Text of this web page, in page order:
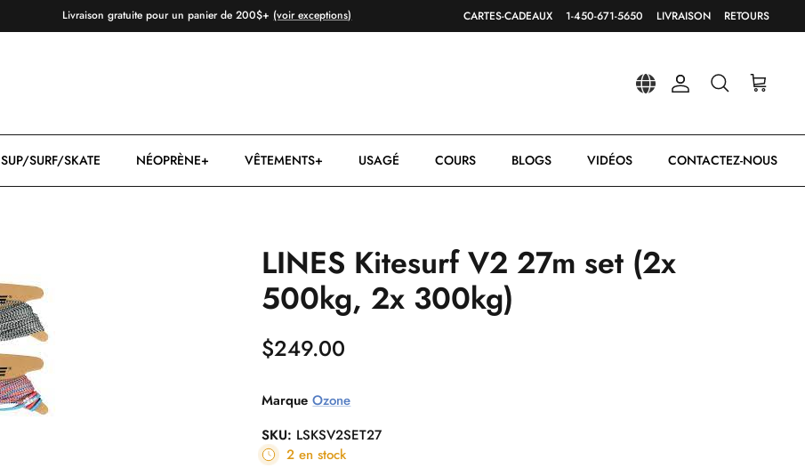
Livraison gratuite pour un panier de 200$+ (voir exceptions) CARTES-CADEAUX 1-450-671-5650 LIVRAISON RETOURS
CompteRecherchePanier
SUP/SURF/SKATE NÉOPRÈNE+ VÊTEMENTS+ USAGÉ COURS BLOGS VIDÉOS CONTACTEZ-NOUS
LINES Kitesurf V2 27m set (2x
500kg, 2x 300kg)
$249.00
Marque Ozone
SKU: LSKSV2SET27
2 en stock